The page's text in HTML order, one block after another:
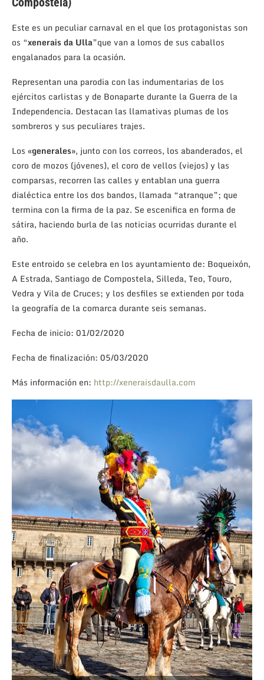
Este es un peculiar carnaval en el que los protagonistas son
os “xenerais da Ulla”que van a lomos de sus caballos
engalanados para la ocasión.
Representan una parodia con las indumentarias de los
ejércitos carlistas y de Bonaparte durante la Guerra de la
Independencia. Destacan las llamativas plumas de los
sombreros y sus peculiares trajes.
Los «generales», junto con los correos, los abanderados, el
coro de mozos (jóvenes), el coro de vellos (viejos) y las
comparsas, recorren las calles y entablan una guerra
dialéctica entre los dos bandos, llamada “atranque”; que
termina con la firma de la paz. Se escenifica en forma de
sátira, haciendo burla de las noticias ocurridas durante el
año.
Este entroido se celebra en los ayuntamiento de: Boqueixón,
A Estrada, Santiago de Compostela, Silleda, Teo, Touro,
Vedra y Vila de Cruces; y los desfiles se extienden por toda
la geografía de la comarca durante seis semanas.
Fecha de inicio: 01/02/2020
Fecha de finalización: 05/03/2020
Más información en: http://xeneraisdaulla.com